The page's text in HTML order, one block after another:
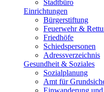
Stadtbüro
Einrichtungen
Bürgerstiftung
Feuerwehr &
Friedhöfe
Schiedspersonen
Adressverzeichnis
Gesundheit & Soziales
Sozialplanung
Amt für
Einwanderung